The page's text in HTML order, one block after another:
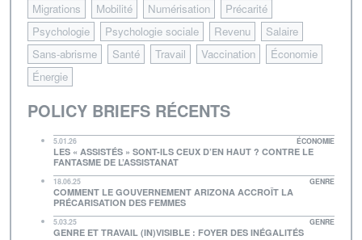
Migrations
Mobilité Numérisation
Précarité
Psychologie
Psychologie sociale Revenu
Salaire
Sans-abrisme
Santé Travail Vaccination
Économie
Énergie
POLICY BRIEFS RÉCENTS
5.01.26 ÉCONOMIE
LES « ASSISTÉS » SONT-ILS CEUX D’EN HAUT ? CONTRE LE
FANTASME DE L’ASSISTANAT
18.06.25 GENRE
COMMENT LE GOUVERNEMENT ARIZONA ACCROÎT LA
PRÉCARISATION DES FEMMES
5.03.25 GENRE
GENRE ET TRAVAIL (IN)VISIBLE : FOYER DES INÉGALITÉS